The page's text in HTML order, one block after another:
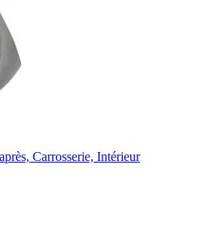
Carrosserie, Intérieur